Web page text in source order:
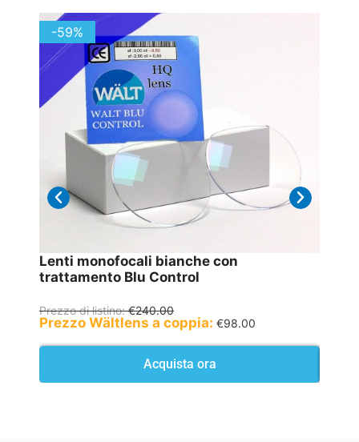
-59%
Lenti monofocali bianche con
trattamento Blu Control
Prezzo di listino:€240.00
Prezzo Wältlens a coppia: €98.00
Acquista ora